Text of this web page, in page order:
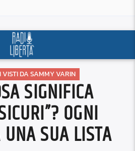
VISTI DA SAMMY VARIN
SIGNIFICA
OGNI
SUA LISTA